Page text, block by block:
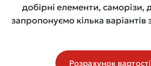
добірні елементи, саморізи,
запропонуємо кілька
Розрахунок вартості